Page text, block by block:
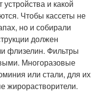
и какой
Чтобы кассеты не
но и собирали
должен
флизелин. Фильтры
Многоразовые
или стали, для их
жирорастворители.